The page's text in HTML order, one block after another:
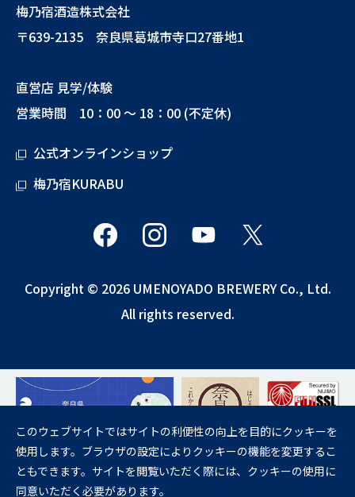
梅乃宿酒造株式会社
〒639-2135 奈良県葛城市寺口27番地1
直営店 見学/体験
営業時間 10：00 ～ 18：00 (不定休)
公式オンラインショップ
梅乃宿KURABU
Copyright © 2026 UMENOYADO BREWERY Co., Ltd.
All rights reserved.
飲酒は20歳になってから。
妊娠中や授乳期の飲酒は、胎児・乳児の発育に悪影響を与えるおそれが
あります。
このウェブサイトではサイトの利便性の向上を目的にクッキーを
使用します。ブラウザの設定によりクッキーの機能を変更するこ
ともできます。サイトを閲覧いただく際には、クッキーの使用に
同意いただく必要があります。